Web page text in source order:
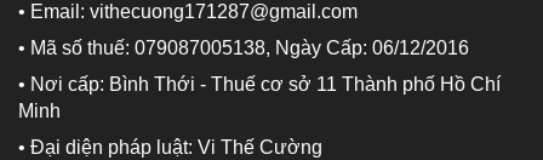
• Email: vithecuong171287@gmail.com
• Mã số thuế: 079087005138, Ngày Cấp: 06/12/2016
• Nơi cấp: Bình Thới - Thuế cơ sở 11 Thành phố Hồ Chí
Minh
• Đại diện pháp luật: Vi Thế Cường